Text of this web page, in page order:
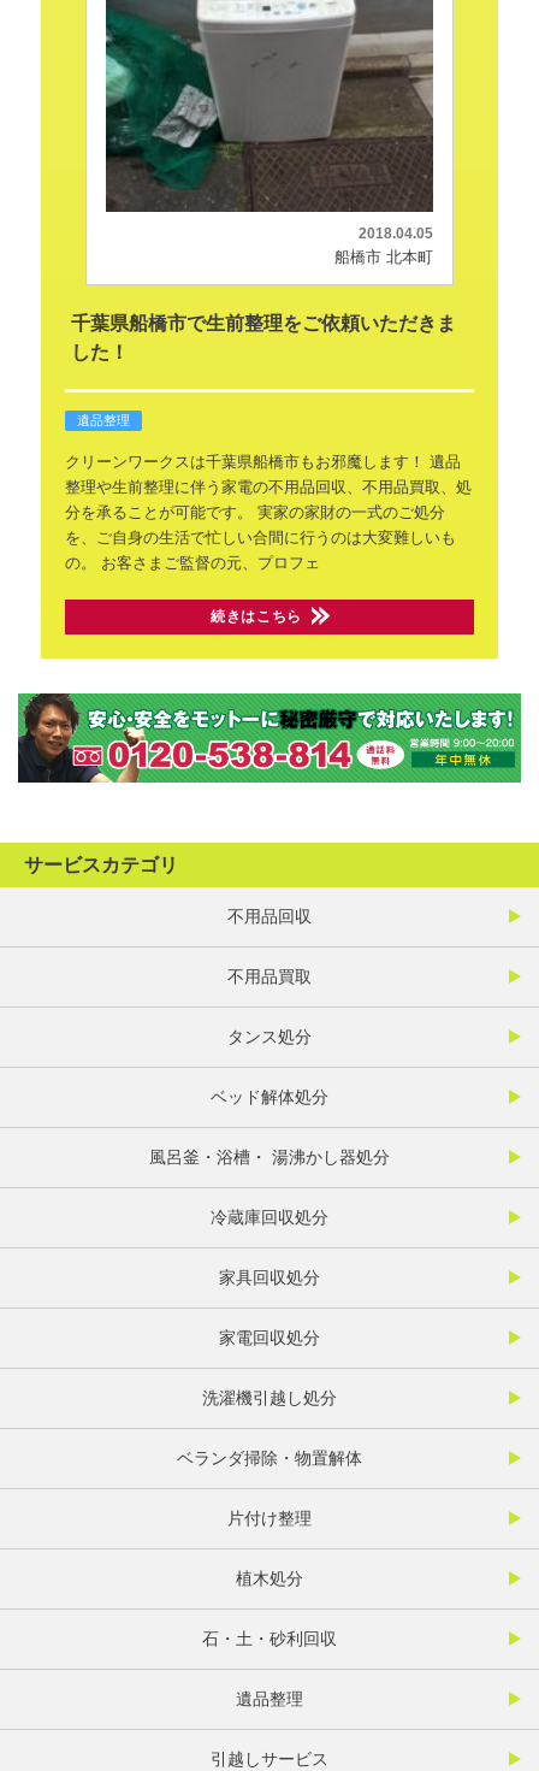
2018.04.05
船橋市 北本町
千葉県船橋市で生前整理をご依頼いただきま
した！
遺品整理
クリーンワークスは千葉県船橋市もお邪魔します！ 遺品
整理や生前整理に伴う家電の不用品回収、不用品買取、処
分を承ることが可能です。
実家の家財の一式のご処分
を、ご自身の生活で忙しい合間に行うのは大変難しいも
の。
お客さまご監督の元、プロフェ
続きはこちら
サービスカテゴリ
不用品回収
不用品買取
タンス処分
ベッド解体処分
風呂釜・浴槽・ 湯沸かし器処分
冷蔵庫回収処分
家具回収処分
家電回収処分
洗濯機引越し処分
ベランダ掃除・物置解体
片付け整理
植木処分
石・土・砂利回収
遺品整理
引越しサービス